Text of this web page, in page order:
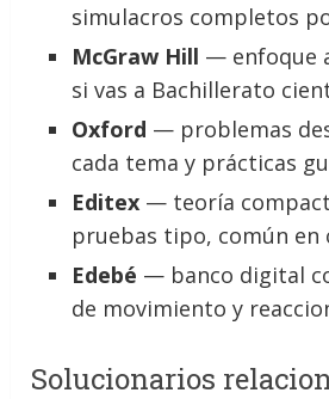
simulacros completos
McGraw Hill — enfoque
si vas a Bachillerato
Oxford — problemas
cada tema y prácticas
Editex — teoría
pruebas tipo, común en
Edebé — banco digital
de movimiento y
Solucionarios